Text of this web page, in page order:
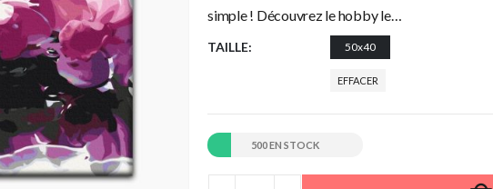
simple ! Découvrez le hobby le…
TAILLE 50x40
EFFACER
500 EN STOCK